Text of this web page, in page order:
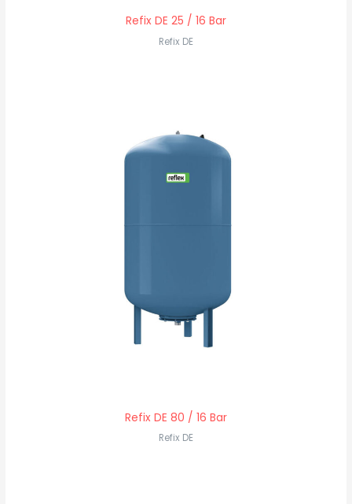
Refix DE 25 / 16 Bar
Refix DE
Refix DE 80 / 16 Bar
Refix DE